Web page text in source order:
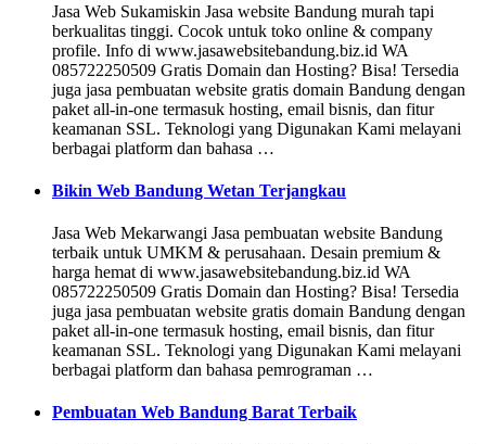
Jasa Web Sukamiskin Jasa website Bandung murah tapi
berkualitas tinggi. Cocok untuk toko online & company
profile. Info di www.jasawebsitebandung.biz.id WA
085722250509 Gratis Domain dan Hosting? Bisa! Tersedia
juga jasa pembuatan website gratis domain Bandung dengan
paket all-in-one termasuk hosting, email bisnis, dan fitur
keamanan SSL. Teknologi yang Digunakan Kami melayani
berbagai platform dan bahasa …
Bikin Web Bandung Wetan Terjangkau
Jasa Web Mekarwangi Jasa pembuatan website Bandung
terbaik untuk UMKM & perusahaan. Desain premium &
harga hemat di www.jasawebsitebandung.biz.id WA
085722250509 Gratis Domain dan Hosting? Bisa! Tersedia
juga jasa pembuatan website gratis domain Bandung dengan
paket all-in-one termasuk hosting, email bisnis, dan fitur
keamanan SSL. Teknologi yang Digunakan Kami melayani
berbagai platform dan bahasa pemrograman …
Pembuatan Web Bandung Barat Terbaik